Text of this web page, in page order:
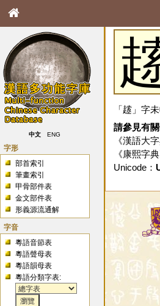
中文 ENG
字形
部首索引
筆畫索引
甲骨部件表
金文部件表
形義源流通解
字音
粵語音節表
粵語聲母表
粵語韻母表
粵語分類字表:
「䞽」字
請參見有關
《漢語大
《康熙字
Unicode：